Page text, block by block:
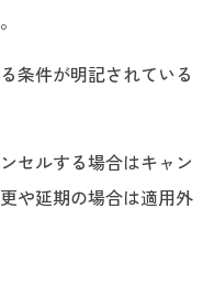
条件が明記されている
セルする場合はキャン
や延期の場合は適用外